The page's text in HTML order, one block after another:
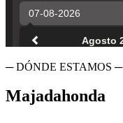
─ DÓNDE ESTAMOS ─
Majadahonda